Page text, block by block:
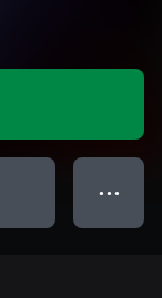
● ● ●